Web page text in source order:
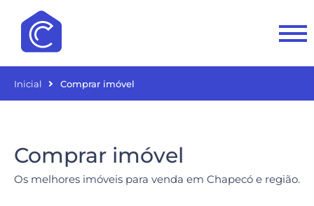
Inicial Comprar imóvel
Comprar imóvel
Os melhores imóveis para venda em Chapecó e região.